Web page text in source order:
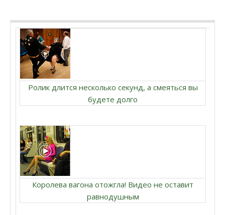
Ролик длится несколько секунд, а смеяться вы
будете долго
Королева вагона отожгла! Видео не оставит
равнодушным